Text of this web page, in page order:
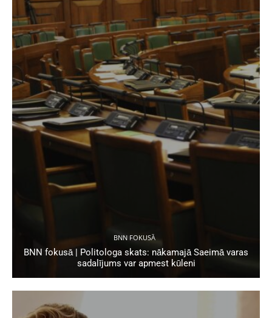
BNN FOKUSĀ
BNN fokusā | Politologa skats: nākamajā Saeimā varas
sadalījums var apmest kūleni